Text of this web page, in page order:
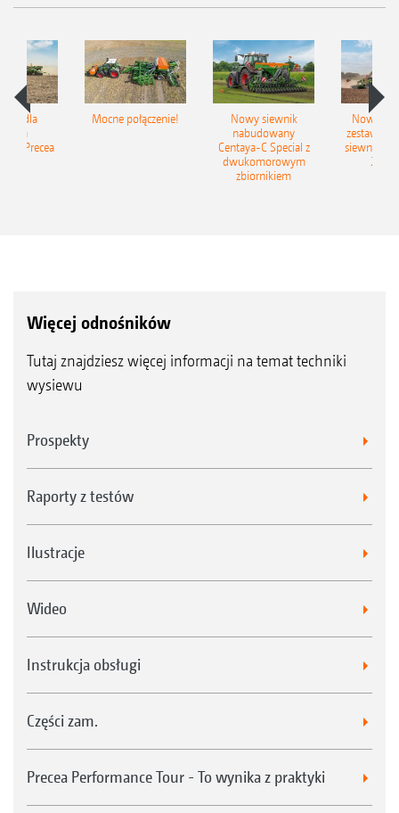
dla
Precea
Mocne połączenie!
Nowy siewnik
nabudowany
Centaya-C Special z
dwukomorowym
zbiornikiem
Nowy
zestaw
siewny
2C
Więcej odnośników
Tutaj znajdziesz więcej informacji na temat techniki
wysiewu
Prospekty
Raporty z testów
Ilustracje
Wideo
Instrukcja obsługi
Części zam.
Precea Performance Tour - To wynika z praktyki